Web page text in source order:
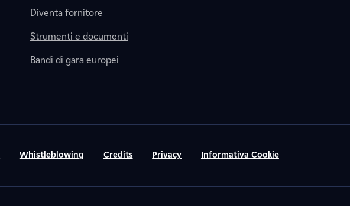
Diventa fornitore
Strumenti e documenti
Bandi di gara europei
Whistleblowing Credits Privacy Informativa Cookie